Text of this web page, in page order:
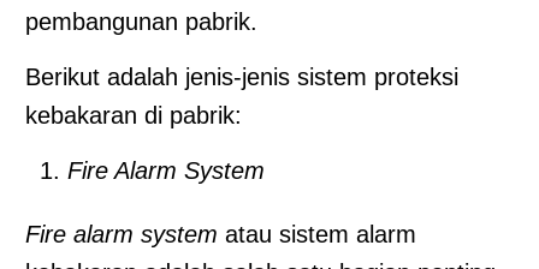
pembangunan pabrik.
Berikut adalah jenis-jenis sistem proteksi
kebakaran di pabrik:
Fire Alarm System
Fire alarm system atau sistem alarm